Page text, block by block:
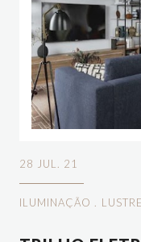
28 JUL. 21
ILUMINAÇÃO . LUSTRE